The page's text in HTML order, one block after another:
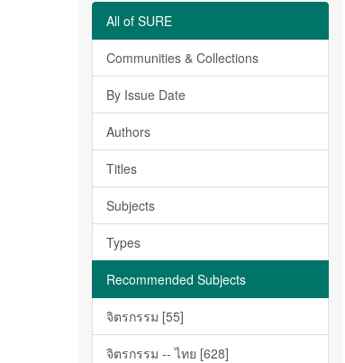
All of SURE
Communities & Collections
By Issue Date
Authors
Titles
Subjects
Types
Recommended Subjects
จิตรกรรม [55]
จิตรกรรม -- ไทย [628]